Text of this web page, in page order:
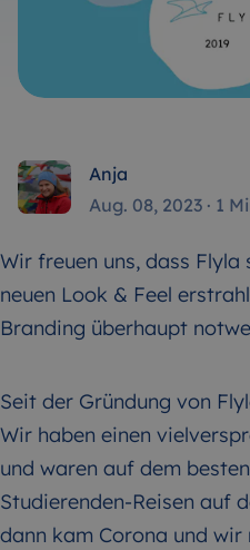
Anja
Aug. 08, 2023 · 1
Wir freuen uns, dass Flyla
neuen Look & Feel
Branding überhaupt
Seit der Gründung von
Wir haben einen
und waren auf dem
Studierenden-Reisen auf
dann kam Corona und wir